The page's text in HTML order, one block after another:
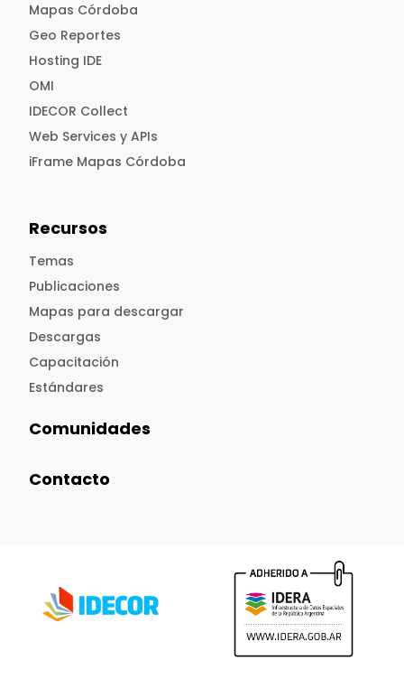
Mapas Córdoba
Geo Reportes
Hosting IDE
OMI
IDECOR Collect
Web Services y APIs
iFrame Mapas Córdoba
Recursos
Temas
Publicaciones
Mapas para descargar
Descargas
Capacitación
Estándares
Comunidades
Contacto